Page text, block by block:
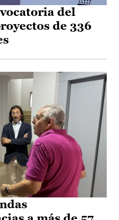
del
de 336